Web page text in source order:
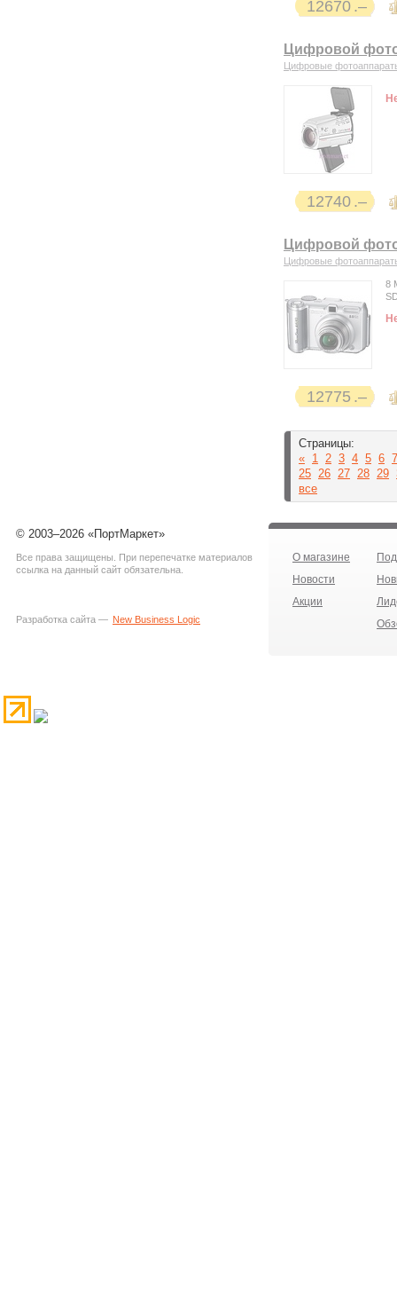
12670
Цифровой
Цифровые
12740
Цифровой
Цифровые
8
12775
Страницы:
« 1 2 3 4 5 6 7
25 26 27 28 29
все
© 2003–2026 «ПортМаркет»
Все права защищены. При перепечатке материалов
ссылка на данный сайт обязательна.
Разработка сайта — New Business Logic
О магазине
Новости
Акции